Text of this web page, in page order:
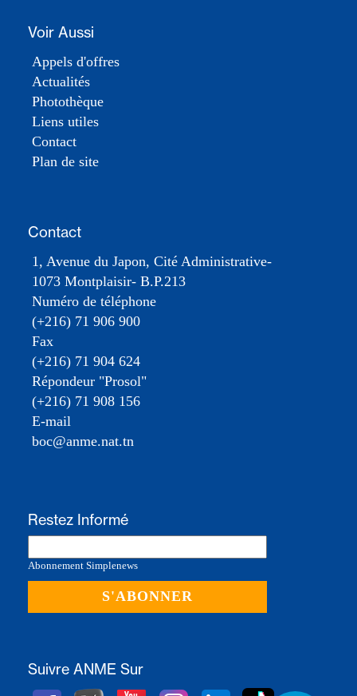
Voir Aussi
Appels d'offres
Actualités
Photothèque
Liens utiles
Contact
Plan de site
Contact
1, Avenue du Japon, Cité Administrative-
1073 Montplaisir- B.P.213
Numéro de téléphone
(+216) 71 906 900
Fax
(+216) 71 904 624
Répondeur "Prosol"
(+216) 71 908 156
E-mail
boc@anme.nat.tn
Restez Informé
Abonnement Simplenews
Suivre ANME Sur